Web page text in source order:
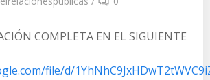
COMPLETA EN EL SIGUIENTE
file/d/